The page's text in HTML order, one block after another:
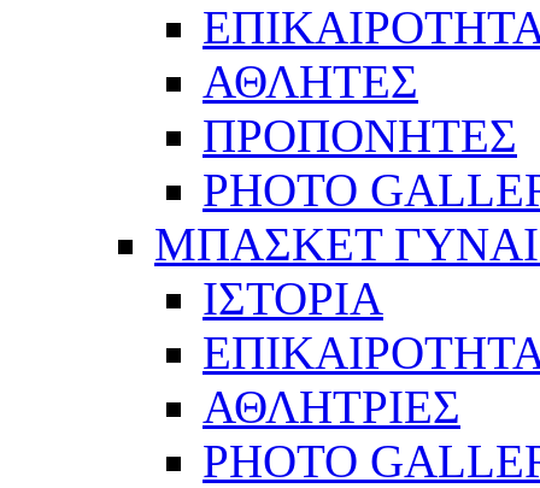
ΑΘΛΗΤΕΣ
ΠΡΟΠΟΝΗΤΕΣ
PHOTO
ΜΠΑΣΚΕΤ
ΙΣΤΟΡΙΑ
ΑΘΛΗΤΡΙΕΣ
PHOTO